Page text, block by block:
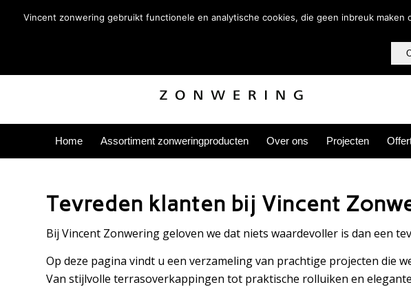
Home Assortiment zonweringproducten Over ons Projecten
Tevreden klanten bij Vincent
Bij Vincent Zonwering geloven we dat niets waardevoller is dan een
Op deze pagina vindt u een verzameling van prachtige projecten die
Van stijlvolle terrasoverkappingen tot praktische rolluiken en
Vincent zonwering gebruikt functionele en analytische cookies, die geen inbreuk